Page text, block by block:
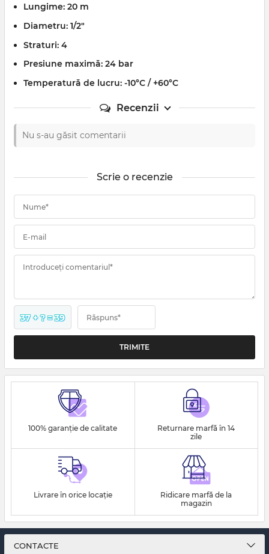
Lungime: 20 m
Diametru: 1/2"
Straturi: 4
Presiune maximă: 24 bar
Temperatură de lucru: -10°C / +60°C
Recenzii
Nu s-au găsit comentarii
Scrie o recenzie
Nume*
E-mail
Introduceți comentariul*
37 + ? = 39 Răspuns*
100% garanție de calitate
Returnare marfă în 14
zile
Livrare în orice locație
Ridicare marfă de la
magazin
CONTACTE